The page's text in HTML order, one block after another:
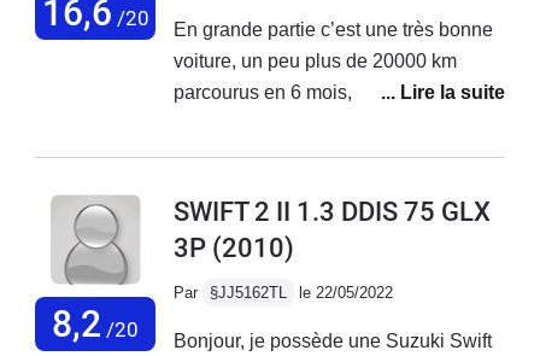
16,6 /20
En grande partie c’est une très bonne
voiture, un peu plus de 20000 km
parcourus en 6 mois, sur tout type de
Cependant le confort est un peu
devient vite inconfortable. De plus,
c’est une voiture destinée à la ville et
pour les vacances… En grande partie,
8,2 /20
SWIFT 2 II 1.3 DDIS 75 GLX
3P (2010)
Par §JJ5162TL le 22/05/2022
Bonjour, je possède une Suzuki Swift